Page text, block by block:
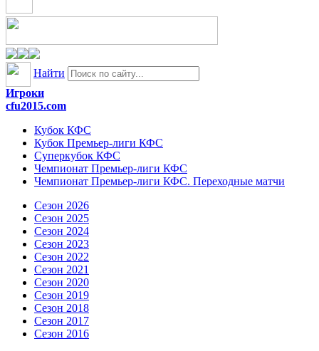
Найти
Игроки
cfu2015.com
Кубок КФС
Кубок Премьер-лиги КФС
Суперкубок КФС
Чемпионат Премьер-лиги КФС
Чемпионат Премьер-лиги КФС. Переходные матчи
Сезон 2026
Сезон 2025
Сезон 2024
Сезон 2023
Сезон 2022
Сезон 2021
Сезон 2020
Сезон 2019
Сезон 2018
Сезон 2017
Сезон 2016